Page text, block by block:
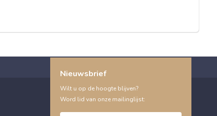
Nieuwsbrief
Wilt u op de hoogte blijven?
Word lid van onze mailinglijst: